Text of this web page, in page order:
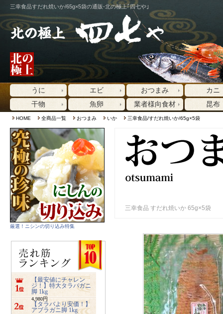
三幸食品すだれ焼いか/65g×5袋の通販-北の極上｢四七や｣
うに エビ おつまみ
カニ
干物
魚卵 業者様向食材 昆布
HOME 全商品一覧 おつまみ いか 三幸食品/すだれ焼いか/65g×5袋
三幸食品 すだれ焼いか 65g×5袋
厳選！ニシンの切り込み特集
【最安値にチャレン
ジ！】特大タラバガニ
脚 1kg
4,980円
【タラバより安価！】
アブラガニ脚 1kg